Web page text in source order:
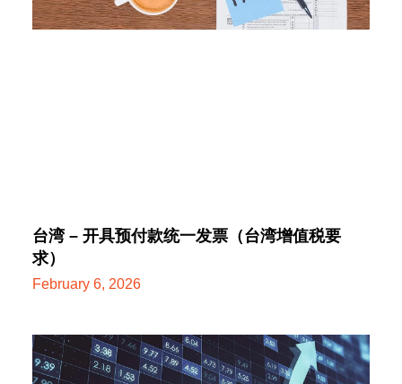
台湾 – 开具预付款统一发票（台湾增值税要
求）
February 6, 2026